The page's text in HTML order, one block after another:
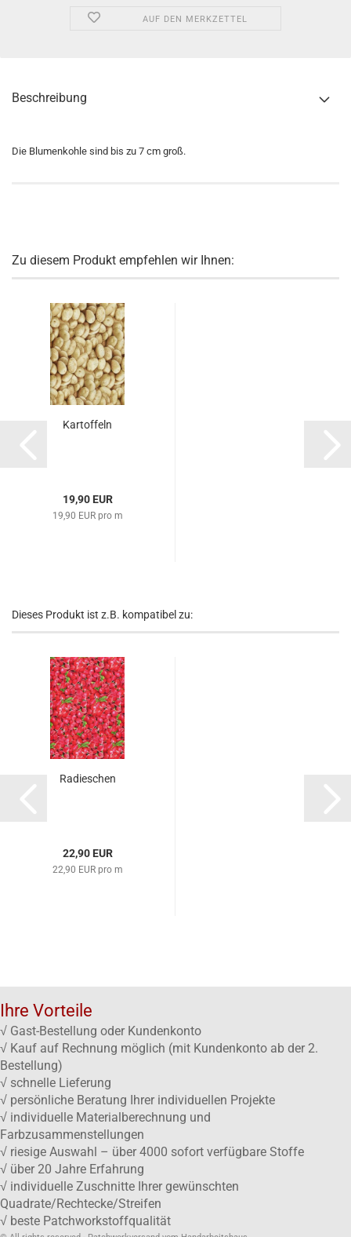
AUF DEN MERKZETTEL
Beschreibung
Die Blumenkohle sind bis zu 7 cm groß.
Zu diesem Produkt empfehlen wir Ihnen:
Kartoffeln
19,90 EUR
19,90 EUR pro m
Dieses Produkt ist z.B. kompatibel zu:
Radieschen
22,90 EUR
22,90 EUR pro m
Ihre Vorteile
√ Gast-Bestellung oder Kundenkonto
√ Kauf auf Rechnung möglich (mit Kundenkonto ab der 2.
Bestellung)
√ schnelle Lieferung
√ persönliche Beratung Ihrer individuellen Projekte
√ individuelle Materialberechnung und
Farbzusammenstellungen
√ riesige Auswahl – über 4000 sofort verfügbare Stoffe
√ über 20 Jahre Erfahrung
√ individuelle Zuschnitte Ihrer gewünschten
Quadrate/Rechtecke/Streifen
√ beste Patchworkstoffqualität